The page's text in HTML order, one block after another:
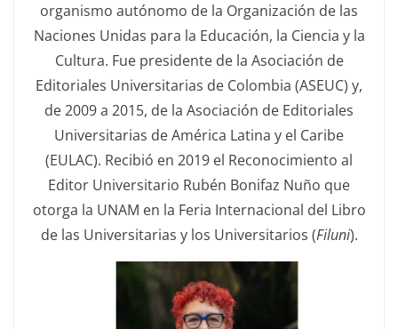
organismo autónomo de la Organización de las
Naciones Unidas para la Educación, la Ciencia y la
Cultura. Fue presidente de la Asociación de
Editoriales Universitarias de Colombia (ASEUC) y,
de 2009 a 2015, de la Asociación de Editoriales
Universitarias de América Latina y el Caribe
(EULAC). Recibió en 2019 el Reconocimiento al
Editor Universitario Rubén Bonifaz Nuño que
otorga la UNAM en la Feria Internacional del Libro
de las Universitarias y los Universitarios (Filuni).